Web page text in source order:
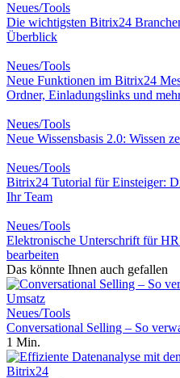
Neues/Tools
Die wichtigsten Bitrix24
Überblick
Neues/Tools
Neue Funktionen im Bitrix24
Ordner, Einladungslinks und
Neues/Tools
Neue Wissensbasis 2.0: Wissen
Neues/Tools
Bitrix24 Tutorial für Einsteiger:
Ihr Team
Neues/Tools
Elektronische Unterschrift für
bearbeiten
Das könnte Ihnen auch gefallen
Neues/Tools
Conversational Selling – So
1 Min.